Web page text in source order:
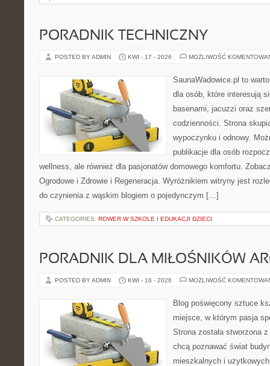
PORADNIK TECHNICZNY
POSTED BY ADMIN KWI - 17 - 2026 MOŻLIWOŚĆ
SaunaWadowice.pl to
dla osób, które interesują
basenami, jacuzzi oraz
codzienności. Strona
wypoczynku i odnowy.
publikacje dla osób
wellness, ale również dla pasjonatów domowego komfortu.
Ogrodowe i Zdrowie i Regeneracja. Wyróżnikiem witryny jest
do czynienia z wąskim blogiem o pojedynczym […]
CATEGORIES: ROWER W SZKOLE I EDUKACJI DZIECI
PORADNIK DLA MIŁOŚNIKÓW
POSTED BY ADMIN KWI - 16 - 2026 MOŻLIWOŚĆ
Blog poświęcony sztuce
miejsce, w którym pasja
Strona została stworzona
chcą poznawać świat
mieszkalnych i